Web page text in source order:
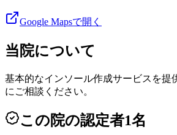
Google Mapsで開く
当院について
基本的なインソール作成サービスを提
にご相談ください。
この院の認定者1名